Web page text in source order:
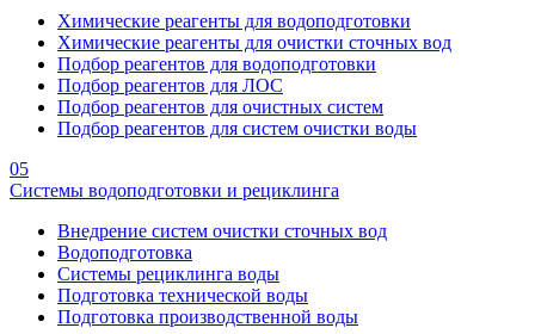
Химические реагенты для водоподготовки
Химические реагенты для очистки сточных вод
Подбор реагентов для водоподготовки
Подбор реагентов для ЛОС
Подбор реагентов для очистных систем
Подбор реагентов для систем очистки воды
05
Системы водоподготовки и рециклинга
Внедрение систем очистки сточных вод
Водоподготовка
Системы рециклинга воды
Подготовка технической воды
Подготовка производственной воды